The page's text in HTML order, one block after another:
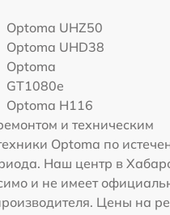
Optoma UHZ50
Optoma UHD38
Optoma
GT1080e
Optoma H116
и техническим
Optoma по
Наш центр в
и не имеет
Цены на